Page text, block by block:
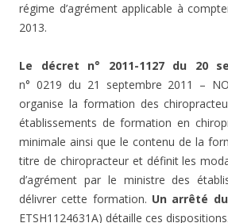
régime d’agrément applicable à
2013.
Le décret n° 2011-1127 du 20
n° 0219 du 21 septembre 2011 –
organise la formation des
établissements de formation en
minimale ainsi que le contenu de la
titre de chiropracteur et définit les
d’agrément par le ministre des
délivrer cette formation. Un arrêté
ETSH1124631A) détaille ces dispositions.